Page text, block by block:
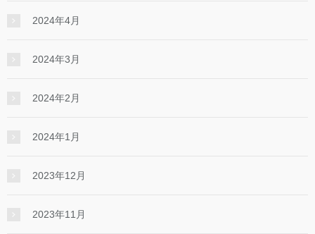
2024年4月
2024年3月
2024年2月
2024年1月
2023年12月
2023年11月